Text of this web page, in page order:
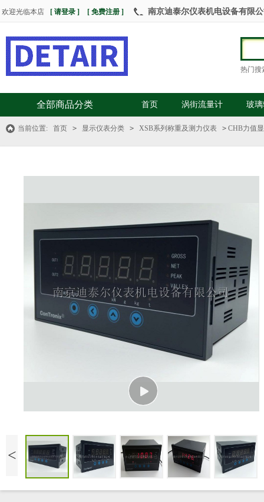
欢迎光临本店 [ 请登录 ] [ 免费注册 ] 南京迪泰尔仪表机电设备有限
热门搜
全部商品分类 首页 涡街流量计 玻
当前位置: 首页 > 显示仪表分类 > XSB系列称重及测力仪表 > CHB力值
<